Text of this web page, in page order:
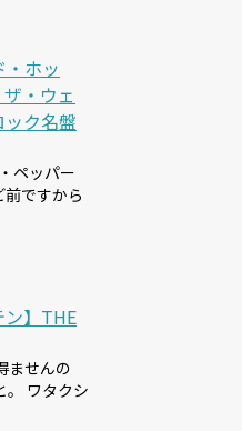
・ホッ
・ウェ
ク名盤
ペッパー
ですから
】THE
ませんの
。 ワタクシ